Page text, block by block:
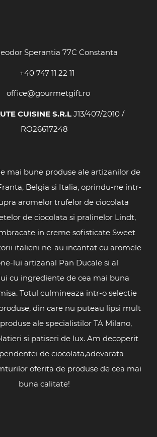
Sperantia 77C Constanta
+40 747 11 22 11
office@gourmetgift.ro
CUISINE S.R.L J13/407/2010 /
RO26617248
mai bune produse ale artizanilor de
Belgia si Italia, oprindu-ne intr-
aromelor trufelor de ciocolata
de ciocolata si pralinelor Lindt,
in creme sofisticate Sweet
italieni ne-au incantat cu aromele
lui artizanal Pan Ducale si al
cu ingrediente de cea mai buna
Totul culmineaza intr-o selectie
din care nu puteau lipsi mult
ale specialistilor TA Milano,
si patiseri de lux. Am decoperit
de ciocolata,adevarata
oferita de produse de cea mai
buna calitate!